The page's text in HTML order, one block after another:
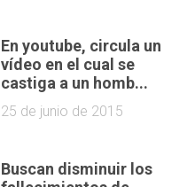
En youtube, circula un
vídeo en el cual se
castiga a un homb...
25 de junio de 2015
Buscan disminuir los